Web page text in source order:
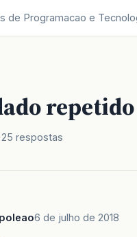
de Programacao e
25 respostas
6 de julho de 2018